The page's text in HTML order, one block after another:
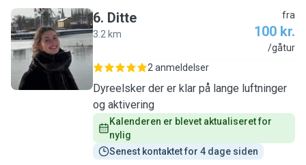
D
6. Ditte
3.2 km
fra
100 kr.
/gåtur
2 anmeldelser
Dyreelsker der er klar på lange luftninger
og aktivering
Kalenderen er blevet aktualiseret for
nylig
Senest kontaktet for 4 dage siden